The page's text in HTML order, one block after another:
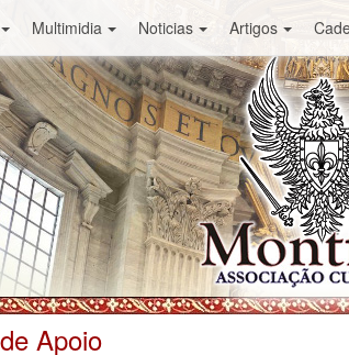
Multimidia Noticias Artigos
Apoio